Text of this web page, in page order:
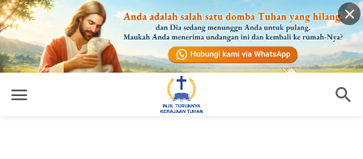
386 Ekspresi Kasih Petrus kepada Tuhan